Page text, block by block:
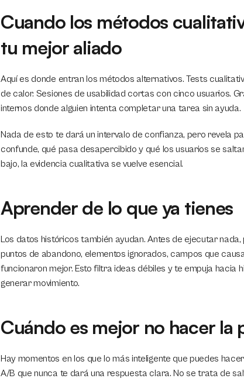
Cuando los métodos
tu mejor aliado
Aquí es donde entran los métodos alternativos. Tests
de calor. Sesiones de usabilidad cortas con cinco usuarios.
internos donde alguien intenta completar una tarea sin ayuda.
Nada de esto te dará un intervalo de confianza, pero revela
confunde, qué pasa desapercibido y qué los usuarios se
bajo, la evidencia cualitativa se vuelve esencial.
Aprender de lo que ya tienes
Los datos históricos también ayudan. Antes de ejecutar
puntos de abandono, elementos ignorados, campos que
funcionaron mejor. Esto filtra ideas débiles y te empuja hacia
generar movimiento.
Cuándo es mejor no hacer la
Hay momentos en los que lo más inteligente que puedes
A/B que nunca te dará una respuesta clara. No se trata de